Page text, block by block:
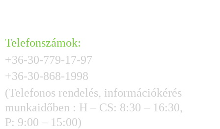
Telefonszámok:
+36-30-779-17-97
+36-30-868-1998
(Telefonos rendelés, információkérés
munkaidőben : H – CS: 8:30 – 16:30,
P: 9:00 – 15:00)